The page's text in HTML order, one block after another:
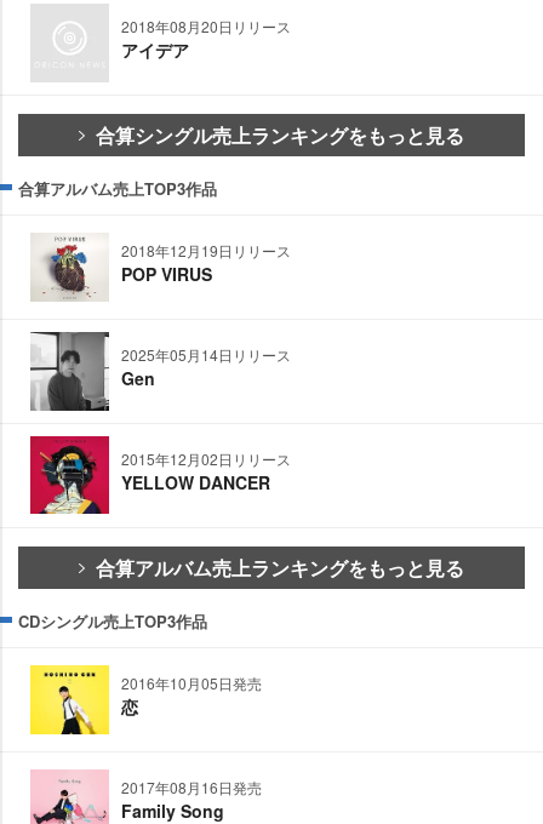
2018年08月20日リリース
アイデア
合算シングル売上ランキングをもっと見る
合算アルバム売上TOP3作品
2018年12月19日リリース
POP VIRUS
2025年05月14日リリース
Gen
2015年12月02日リリース
YELLOW DANCER
合算アルバム売上ランキングをもっと見る
CDシングル売上TOP3作品
2016年10月05日発売
恋
2017年08月16日発売
Family Song